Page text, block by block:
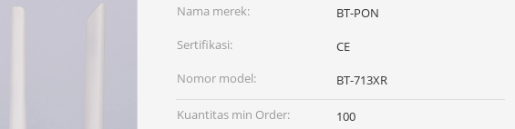
Nama merek:
BT-PON
Sertifikasi:
CE
Nomor model:
BT-713XR
Kuantitas min Order:
100